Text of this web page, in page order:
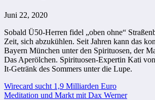
Juni 22, 2020
Sobald Ü50-Herren fidel „oben ohne“
Zeit, sich abzukühlen. Seit Jahren kann das
Bayern München unter den Spirituosen, der
Das Aperölchen. Spirituosen-Expertin Kati
It-Getränk des Sommers unter die Lupe.
Beitragsnavigation
Wirecard sucht 1,9 Milliarden Euro
Meditation und Markt mit Dax Werner